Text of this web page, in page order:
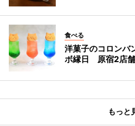
食べる
洋菓子のコロンバ
ボ縁日 原宿2店
もっと